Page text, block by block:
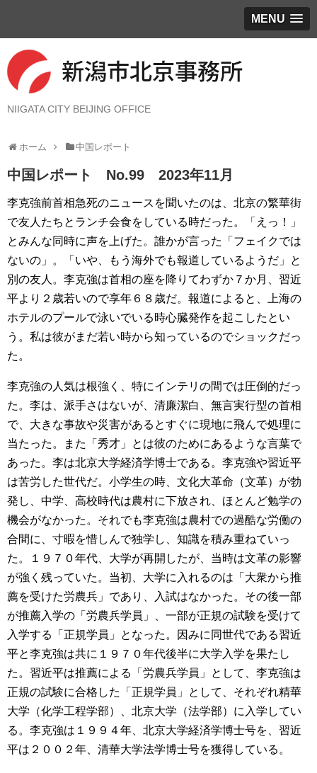
MENU
NIIGATA CITY BEIJING OFFICE
ホーム 中国レポート
中国レポート No.99 2023年11月
李克強前首相急死のニュースを聞いたのは、北京の繁華街
で友人たちとランチ会食をしている時だった。「えっ！」
とみんな同時に声を上げた。誰かが言った「フェイクでは
ないの」。「いや、もう海外でも報道しているようだ」と
別の友人。李克強は首相の座を降りてわずか７か月、習近
平より２歳若いので享年６８歳だ。報道によると、上海の
ホテルのプールで泳いでいる時心臓発作を起こしたとい
う。私は彼がまだ若い時から知っているのでショックだっ
た。
李克強の人気は根強く、特にインテリの間では圧倒的だっ
た。李は、派手さはないが、清廉潔白、無言実行型の首相
で、大きな事故や災害があるとすぐに現地に飛んで処理に
当たった。また「秀才」とは彼のためにあるような言葉で
あった。李は北京大学経済学博士である。李克強や習近平
は苦労した世代だ。小学生の時、文化大革命（文革）が勃
発し、中学、高校時代は農村に下放され、ほとんど勉学の
機会がなかった。それでも李克強は農村での過酷な労働の
合間に、寸暇を惜しんで独学し、知識を積み重ねていっ
た。１９７０年代、大学が再開したが、当時は文革の影響
が強く残っていた。当初、大学に入れるのは「大衆から推
薦を受けた労農兵」であり、入試はなかった。その後一部
が推薦入学の「労農兵学員」、一部が正規の試験を受けて
入学する「正規学員」となった。因みに同世代である習近
平と李克強は共に１９７０年代後半に大学入学を果たし
た。習近平は推薦による「労農兵学員」として、李克強は
正規の試験に合格した「正規学員」として、それぞれ精華
大学（化学工程学部）、北京大学（法学部）に入学してい
る。李克強は１９９４年、北京大学経済学博士号を、習近
平は２００２年、清華大学法学博士号を獲得している。